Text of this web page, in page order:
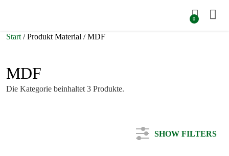
0
Start / Produkt Material / MDF
MDF
Die Kategorie beinhaltet 3 Produkte.
SHOW FILTERS